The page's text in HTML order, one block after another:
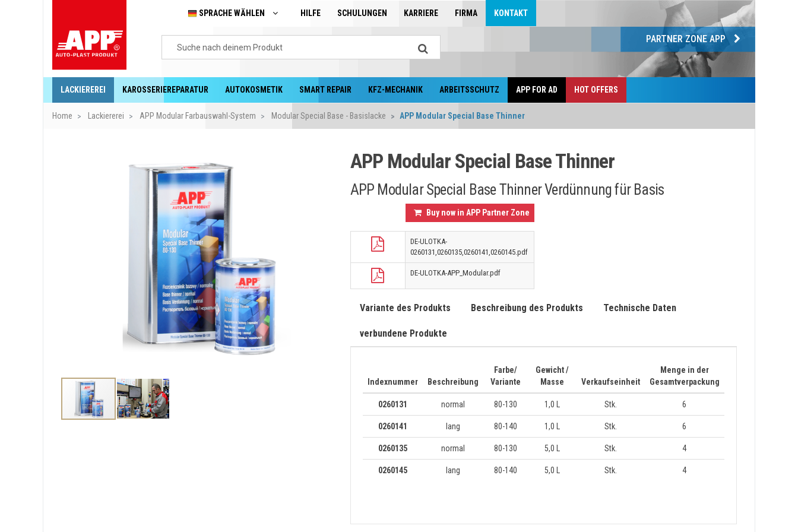
SPRACHE WÄHLEN HILFE SCHULUNGEN KARRIERE FIRMA KONTAKT
PARTNER ZONE APP
LACKIEREREI KAROSSERIEREPARATUR AUTOKOSMETIK SMART REPAIR KFZ-MECHANIK ARBEITSSCHUTZ APP FOR AD HOT OFFERS
Home Lackiererei APP Modular Farbauswahl-System Modular Special Base - Basislacke APP Modular Special Base Thinner
APP Modular Special Base Thinner
APP Modular Special Base Thinner Verdünnung für Basis
Buy now in APP Partner Zone
DE-ULOTKA-
0260131,0260135,0260141,0260145.pdf
DE-ULOTKA-APP_Modular.pdf
Variante des Produkts Beschreibung des Produkts Technische Daten
verbundene Produkte
Indexnummer Beschreibung
Farbe/
Variante
Gewicht /
Masse
Verkaufseinheit
Menge in der
Gesamtverpackung
0260131 normal 80-130 1,0 L Stk. 6
0260141 lang 80-140 1,0 L Stk. 6
0260135 normal 80-130 5,0 L Stk. 4
0260145 lang 80-140 5,0 L Stk. 4